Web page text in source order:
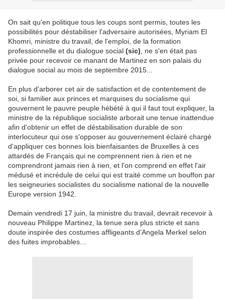
On sait qu'en politique tous les coups sont permis, toutes les
possibilités pour déstabiliser l'adversaire autorisées, Myriam El
Khomri, ministre du travail, de l'emploi, de la formation
professionnelle et du dialogue social (sic) , ne s'en était pas
privée pour recevoir ce manant de Martinez en son palais du
dialogue social au mois de septembre 2015...
En plus d'arborer cet air de satisfaction et de contentement de
soi, si familier aux princes et marquises du socialisme qui
gouvernent le pauvre peuple hébété à qui il faut tout expliquer, la
ministre de la république socialiste arborait une tenue inattendue
afin d'obtenir un effet de déstabilisation durable de son
interlocuteur qui ose s'opposer au gouvernement éclairé chargé
d'appliquer ces bonnes lois bienfaisantes de Bruxelles à ces
attardés de Français qui ne comprennent rien à rien et ne
comprendront jamais rien à rien, et l'on comprend en effet l'air
médusé et incrédule de celui qui est traité comme un bouffon par
les seigneuries socialistes du socialisme national de la nouvelle
Europe version 1942.
Demain vendredi 17 juin, la ministre du travail, devrait recevoir à
nouveau Philippe Martinez, la tenue sera plus stricte et sans
doute inspirée des costumes affligeants d'Angela Merkel selon
des fuites improbables...